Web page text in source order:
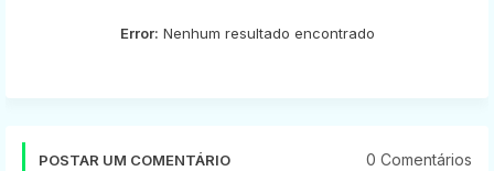
Error: Nenhum resultado encontrado
POSTAR UM COMENTÁRIO 0 Comentários